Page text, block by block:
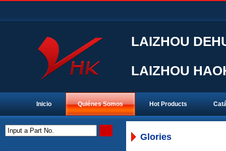
LAIZHOU
LAIZHOU
Inicio Quiénes Somos Hot Products
Glories
Input a Part No.